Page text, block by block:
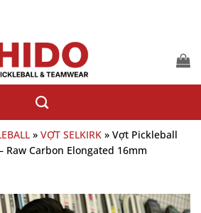
» VỢT SELKIRK » Vợt Pickleball
Raw Carbon Elongated 16mm